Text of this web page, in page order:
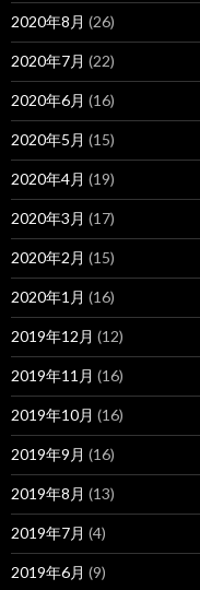
2020年8月 (26)
2020年7月 (22)
2020年6月 (16)
2020年5月 (15)
2020年4月 (19)
2020年3月 (17)
2020年2月 (15)
2020年1月 (16)
2019年12月 (12)
2019年11月 (16)
2019年10月 (16)
2019年9月 (16)
2019年8月 (13)
2019年7月 (4)
2019年6月 (9)